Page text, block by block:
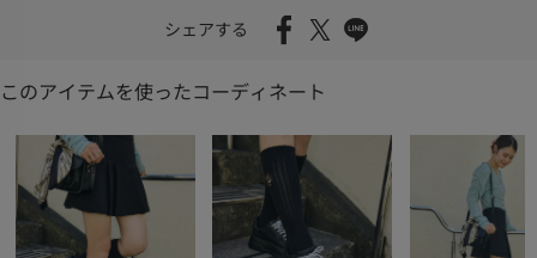
シェアする
このアイテムを使ったコーディネート